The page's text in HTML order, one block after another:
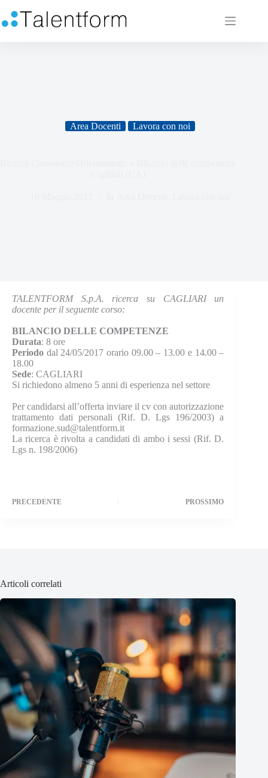
Area Docenti Lavora con noi
TALENTFORM S.p.A. ricerca su CAGLIARI un
docente per il seguente corso:
BILANCIO DELLE COMPETENZE
Durata: 8 ore
Periodo dal 24/05/2017 orario 09.00 – 13.00 e 14.00 –
18.00
Sede: CAGLIARI
Si richiedono almeno 5 anni di esperienza nel settore
Per candidarsi all’offerta inviare il cv con autorizzazione
trattamento dati personali (Rif. D. Lgs 196/2003) a
formazione.sud@talentform.it
La ricerca è rivolta a candidati di ambo i sessi (Rif. D.
Lgs n. 198/2006)
PRECEDENTE PROSSIMO
Articoli correlati